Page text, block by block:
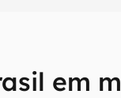
em